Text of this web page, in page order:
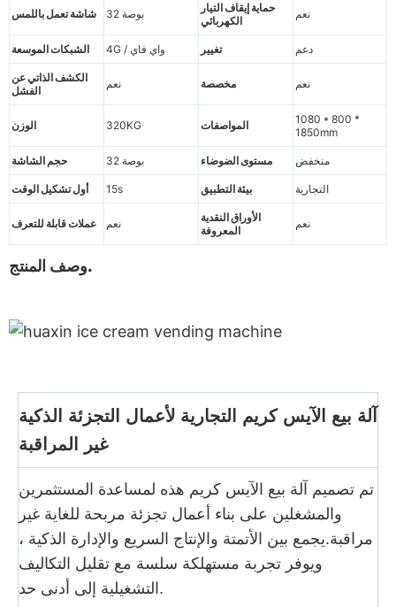
شاشة تعمل باللمس 32 بوصة
حماية إيقاف التيار
الكهربائي
نعم
الشبكات الموسعة 4G / واي فاي تغيير دعم
الكشف الذاتي عن
الفشل
نعم مخصصة نعم
الوزن 320KG المواصفات
1080 * 800 *
1850mm
حجم الشاشة 32 بوصة مستوى الضوضاء منخفض
أول تشكيل الوقت 15s بيئة التطبيق التجارية
عملات قابلة للتعرف نعم
الأوراق النقدية
المعروفة
نعم
وصف المنتج.
آلة بيع الآيس كريم التجارية لأعمال التجزئة الذكية
غير المراقبة
تم تصميم آلة بيع الآيس كريم هذه لمساعدة المستثمرين
والمشغلين على بناء أعمال تجزئة مربحة للغاية غير
مراقبة.يجمع بين الأتمتة والإنتاج السريع والإدارة الذكية ،
ويوفر تجربة مستهلكة سلسة مع تقليل التكاليف
التشغيلية إلى أدنى حد.